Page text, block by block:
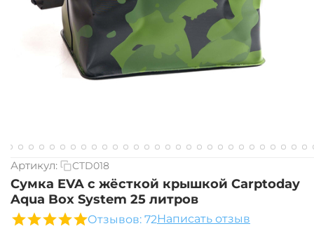
Артикул: CTD018
Сумка EVA с жёсткой крышкой Carptoday
Aqua Box System 25 литров
Отзывов: 72Написать отзыв